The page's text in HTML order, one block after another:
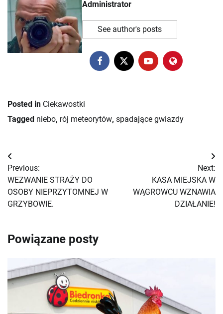
Administrator
See author's posts
Posted in Ciekawostki
Tagged niebo, rój meteorytów, spadające gwiazdy
Nawigacja
wpisu
Previous:
WEZWANIE STRAŻY DO
OSOBY NIEPRZYTOMNEJ W
GRZYBOWIE.
Next:
KASA MIEJSKA W
WĄGROWCU WZNAWIA
DZIAŁANIE!
Powiązane posty